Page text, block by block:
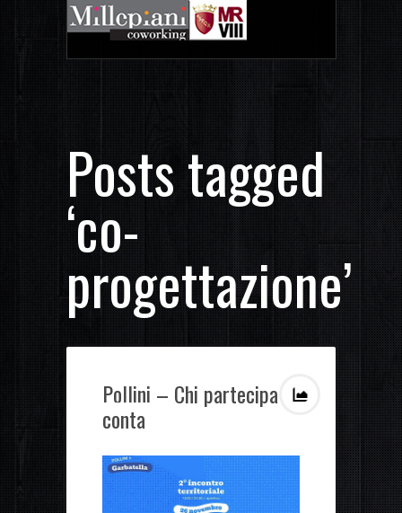
Posts tagged
‘co-
progettazione’
Pollini – Chi partecipa
conta